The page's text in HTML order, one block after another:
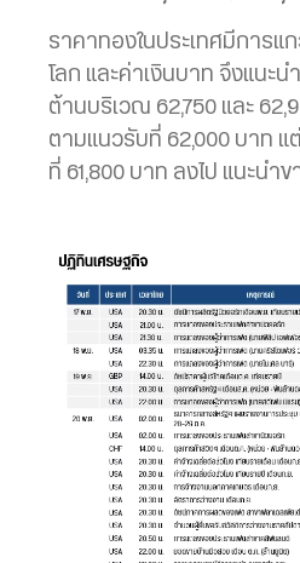
ราคาทองในประเทศมีการแ
โลก และค่าเงินบาท จึงแนะ
ต้านบริเวณ 62,750 และ
ตามแนวรับที่ 62,000 บาท
ที่ 61,800 บาท ลงไป แนะนำ